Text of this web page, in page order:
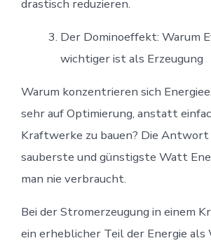
drastisch reduzieren.
Der Dominoeffekt: Warum
wichtiger ist als Erzeugung
Warum konzentrieren sich
sehr auf Optimierung, anstatt
Kraftwerke zu bauen? Die Antwort
sauberste und günstigste Watt
man nie verbraucht.
Bei der Stromerzeugung in einem
ein erheblicher Teil der Energie als